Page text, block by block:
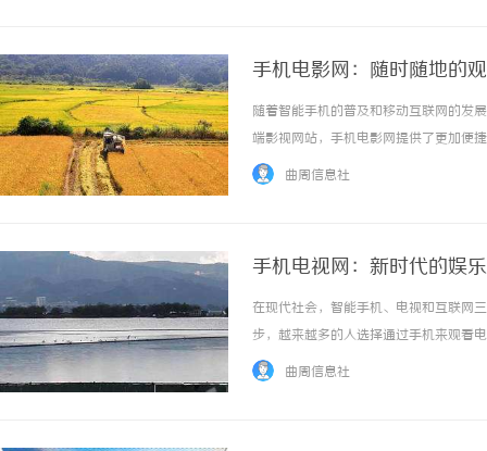
手机电影网：随时随地的
随着智能手机的普及和移动互联网的发
端影视网站，手机电影网提供了更加便
手机电影网的最大优势在于便携性。只
曲周信息社
手机电视网：新时代的娱
在现代社会，智能手机、电视和互联网
步，越来越多的人选择通过手机来观看
的发展。首先，手机电视网的崛起源于
曲周信息社